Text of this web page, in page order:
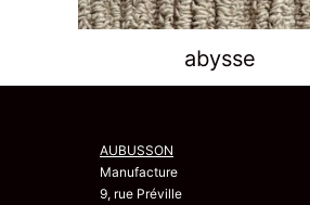
abysse
AUBUSSON
Manufacture
9, rue Préville